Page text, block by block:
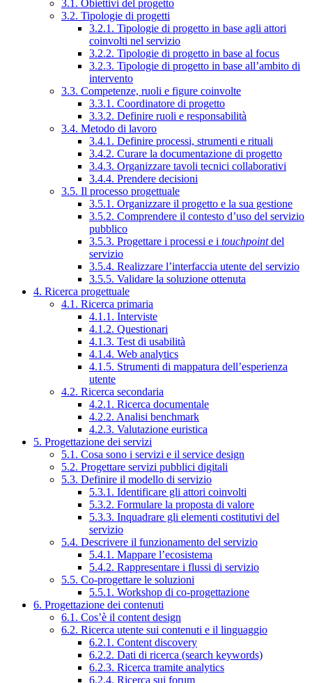
3.1. Obiettivi del progetto
3.2. Tipologie di progetti
3.2.1. Tipologie di progetto in base agli attori
coinvolti nel servizio
3.2.2. Tipologie di progetto in base al focus
3.2.3. Tipologie di progetto in base all’ambito di
intervento
3.3. Competenze, ruoli e figure coinvolte
3.3.1. Coordinatore di progetto
3.3.2. Definire ruoli e responsabilità
3.4. Metodo di lavoro
3.4.1. Definire processi, strumenti e rituali
3.4.2. Curare la documentazione di progetto
3.4.3. Organizzare tavoli tecnici collaborativi
3.4.4. Prendere decisioni
3.5. Il processo progettuale
3.5.1. Organizzare il progetto e la sua gestione
3.5.2. Comprendere il contesto d’uso del servizio
pubblico
3.5.3. Progettare i processi e i touchpointdel
servizio
3.5.4. Realizzare l’interfaccia utente del servizio
3.5.5. Validare la soluzione ottenuta
4. Ricerca progettuale
4.1. Ricerca primaria
4.1.1. Interviste
4.1.2. Questionari
4.1.3. Test di usabilità
4.1.4. Web analytics
4.1.5. Strumenti di mappatura dell’esperienza
utente
4.2. Ricerca secondaria
4.2.1. Ricerca documentale
4.2.2. Analisi benchmark
4.2.3. Valutazione euristica
5. Progettazione dei servizi
5.1. Cosa sono i servizi e il service design
5.2. Progettare servizi pubblici digitali
5.3. Definire il modello di servizio
5.3.1. Identificare gli attori coinvolti
5.3.2. Formulare la proposta di valore
5.3.3. Inquadrare gli elementi costitutivi del
servizio
5.4. Descrivere il funzionamento del servizio
5.4.1. Mappare l’ecosistema
5.4.2. Rappresentare i flussi di servizio
5.5. Co-progettare le soluzioni
5.5.1. Workshop di co-progettazione
6. Progettazione dei contenuti
6.1. Cos’è il content design
6.2. Ricerca utente sui contenuti e il linguaggio
6.2.1. Content discovery
6.2.2. Dati di ricerca (search keywords)
6.2.3. Ricerca tramite analytics
6.2.4. Ricerca sui forum